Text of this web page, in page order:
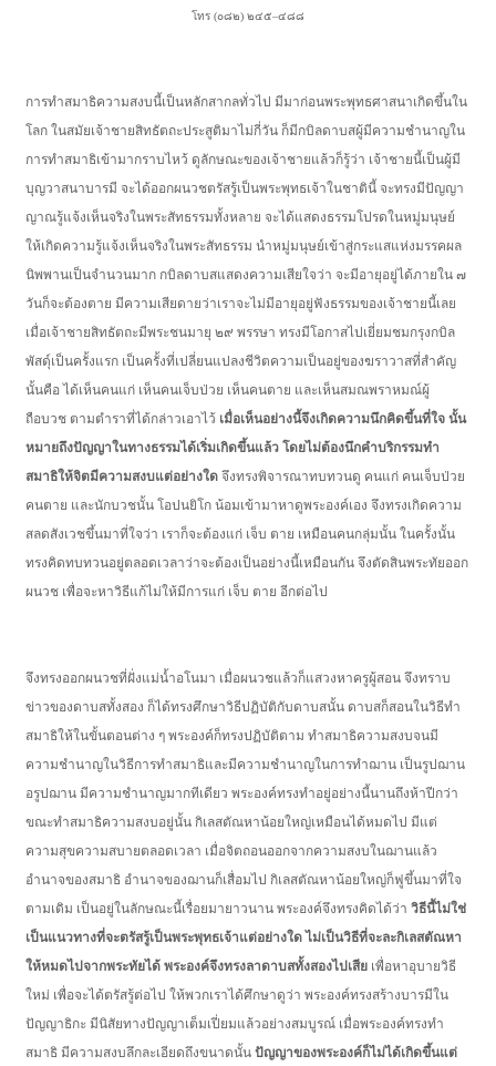
โทร (๐๘๒) ๒๔๕–๔๘๘
การทำสมาธิความสงบนี้เป็นหลักสากลทั่วไป มีมาก่อนพระพุทธศาสนาเกิดขึ้นใน
โลก ในสมัยเจ้าชายสิทธัตถะประสูติมาไม่กี่วัน ก็มีกบิลดาบสผู้มีความชำนาญใน
การทำสมาธิเข้ามากราบไหว้ ดูลักษณะของเจ้าชายแล้วก็รู้ว่า เจ้าชายนี้เป็นผู้มี
บุญวาสนาบารมี จะได้ออกผนวชตรัสรู้เป็นพระพุทธเจ้าในชาตินี้ จะทรงมีปัญญา
ญาณรู้แจ้งเห็นจริงในพระสัทธรรมทั้งหลาย จะได้แสดงธรรมโปรดในหมู่มนุษย์
ให้เกิดความรู้แจ้งเห็นจริงในพระสัทธรรม นำหมู่มนุษย์เข้าสู่กระแสแห่งมรรคผล
นิพพานเป็นจำนวนมาก กบิลดาบสแสดงความเสียใจว่า จะมีอายุอยู่ได้ภายใน ๗
วันก็จะต้องตาย มีความเสียดายว่าเราจะไม่มีอายุอยู่ฟังธรรมของเจ้าชายนี้เลย
เมื่อเจ้าชายสิทธัตถะมีพระชนมายุ ๒๙ พรรษา ทรงมีโอกาสไปเยี่ยมชมกรุงกบิล
พัสดุ์เป็นครั้งแรก เป็นครั้งที่เปลี่ยนแปลงชีวิตความเป็นอยู่ของฆราวาสที่สำคัญ
นั้นคือ ได้เห็นคนแก่ เห็นคนเจ็บป่วย เห็นคนตาย และเห็นสมณพราหมณ์ผู้
ถือบวช ตามตำราที่ได้กล่าวเอาไว้ เมื่อเห็นอย่างนี้จึงเกิดความนึกคิดขึ้นที่ใจ นั้น
หมายถึงปัญญาในทางธรรมได้เริ่มเกิดขึ้นแล้ว โดยไม่ต้องนึกคำบริกรรมทำ
สมาธิให้จิตมีความสงบแต่อย่างใดจึงทรงพิจารณาทบทวนดู คนแก่ คนเจ็บป่วย
คนตาย และนักบวชนั้น โอปนยิโก น้อมเข้ามาหาดูพระองค์เอง จึงทรงเกิดความ
สลดสังเวชขึ้นมาที่ใจว่า เราก็จะต้องแก่ เจ็บ ตาย เหมือนคนกลุ่มนั้น ในครั้งนั้น
ทรงคิดทบทวนอยู่ตลอดเวลาว่าจะต้องเป็นอย่างนี้เหมือนกัน จึงตัดสินพระทัยออก
ผนวช เพื่อจะหาวิธีแก้ไม่ให้มีการแก่ เจ็บ ตาย อีกต่อไป
จึงทรงออกผนวชที่ฝั่งแม่น้ำอโนมา เมื่อผนวชแล้วก็แสวงหาครูผู้สอน จึงทราบ
ข่าวของดาบสทั้งสอง ก็ได้ทรงศึกษาวิธีปฏิบัติกับดาบสนั้น ดาบสก็สอนในวิธีทำ
สมาธิให้ในขั้นตอนต่าง ๆ พระองค์ก็ทรงปฏิบัติตาม ทำสมาธิความสงบจนมี
ความชำนาญในวิธีการทำสมาธิและมีความชำนาญในการทำฌาน เป็นรูปฌาน
อรูปฌาน มีความชำนาญมากทีเดียว พระองค์ทรงทำอยู่อย่างนี้นานถึงห้าปีกว่า
ขณะทำสมาธิความสงบอยู่นั้น กิเลสตัณหาน้อยใหญ่เหมือนได้หมดไป มีแต่
ความสุขความสบายตลอดเวลา เมื่อจิตถอนออกจากความสงบในฌานแล้ว
อำนาจของสมาธิ อำนาจของฌานก็เสื่อมไป กิเลสตัณหาน้อยใหญ่ก็ฟูขึ้นมาที่ใจ
ตามเดิม เป็นอยู่ในลักษณะนี้เรื่อยมายาวนาน พระองค์จึงทรงคิดได้ว่าวิธีนี้ไม่ใช่
เป็นแนวทางที่จะตรัสรู้เป็นพระพุทธเจ้าแต่อย่างใด ไม่เป็นวิธีที่จะละกิเลสตัณหา
ให้หมดไปจากพระทัยได้ พระองค์จึงทรงลาดาบสทั้งสองไปเสีย เพื่อหาอุบายวิธี
ใหม่ เพื่อจะได้ตรัสรู้ต่อไป ให้พวกเราได้ศึกษาดูว่า พระองค์ทรงสร้างบารมีใน
ปัญญาธิกะ มีนิสัยทางปัญญาเต็มเปี่ยมแล้วอย่างสมบูรณ์ เมื่อพระองค์ทรงทำ
สมาธิ มีความสงบลึกละเอียดถึงขนาดนั้นปัญญาของพระองค์ก็ไม่ได้เกิดขึ้นแต่